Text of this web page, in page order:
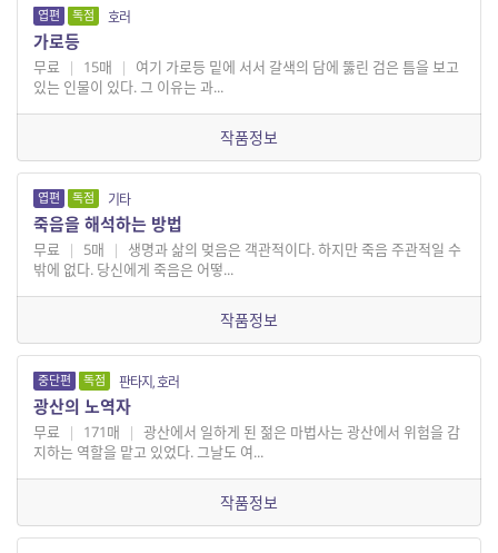
엽편 독점 호러
가로등
무료 | 15매 |
여기 가로등 밑에 서서 갈색의 담에 뚫린 검은 틈을 보고
있는 인물이 있다. 그 이유는 과...
작품정보
엽편 독점 기타
죽음을 해석하는 방법
무료 | 5매 |
생명과 삶의 멎음은 객관적이다. 하지만 죽음 주관적일 수
밖에 없다. 당신에게 죽음은 어떻...
작품정보
중단편 독점 판타지, 호러
광산의 노역자
무료 | 171매 | 광산에서 일하게 된 젊은 마법사는 광산에서 위험을 감
지하는 역할을 맡고 있었다. 그날도 여...
작품정보